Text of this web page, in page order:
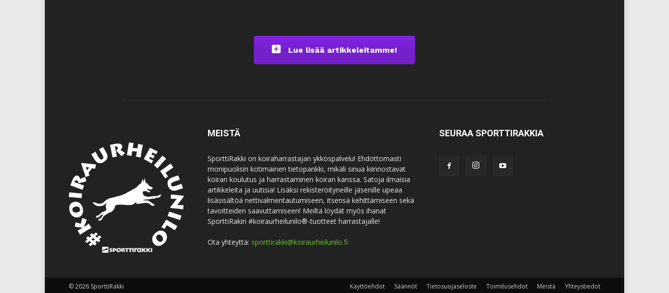
Lue lisää artikkeleitamme!
MEISTÄ
SporttiRakki on koiraharrastajan ykköspalvelu! Ehdottomasti
monipuolisin kotimainen tietopankki, mikäli sinua kiinnostavat
koiran koulutus ja harrastaminen koiran kanssa. Satoja ilmaisia
artikkeleita ja uutisia! Lisäksi rekisteröityneille jäsenille upeaa
lisäsisältöä nettivalmentautumiseen, itsensä kehittämiseen sekä
tavoitteiden saavuttamiseen! Meiltä löydät myös ihanat
SporttiRakin #koiraurheilunilo®-tuotteet harrastajalle!
Ota yhteyttä: sporttirakki@koiraurheilunilo.fi
SEURAA SPORTTIRAKKIA
Käyttöehdot Säännöt Tietosuojaseloste Toimitusehdot Meistä Yhteystiedot
© 2026 SporttiRakki